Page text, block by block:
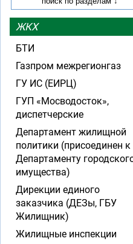
ЖКХ
БТИ
Газпром межрегионгаз
ГУ ИС (ЕИРЦ)
ГУП «Мосводосток»,
диспетчерские
Департамент жилищной
политики (присоединен к
Департаменту
имущества)
Дирекции единого
заказчика (ДЕЗы, ГБУ
Жилищник)
Жилищные инспекции